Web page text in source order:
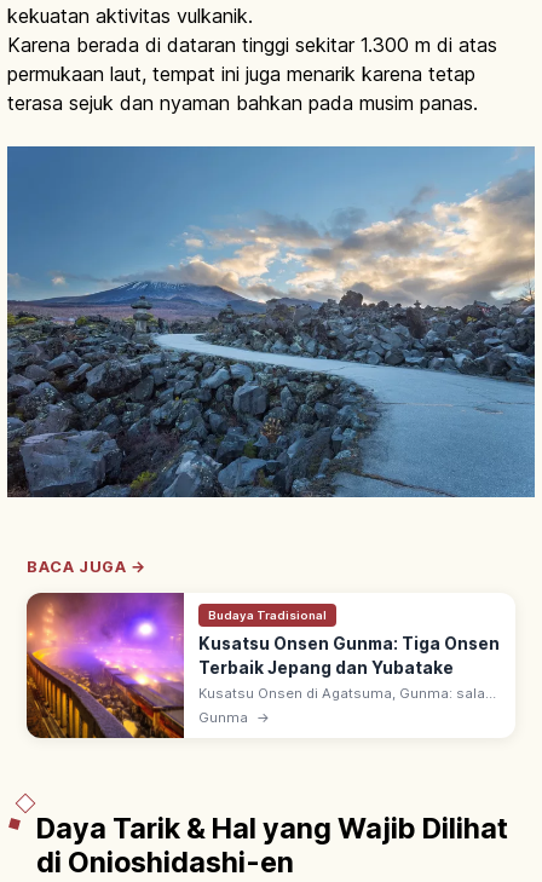
kekuatan aktivitas vulkanik.
Karena berada di dataran tinggi sekitar 1.300 m di atas
permukaan laut, tempat ini juga menarik karena tetap
terasa sejuk dan nyaman bahkan pada musim panas.
BACA JUGA →
Budaya Tradisional
Kusatsu Onsen Gunma: Tiga Onsen
Terbaik Jepang dan Yubatake
Kusatsu Onsen di Agatsuma, Gunma: salah
satu Tiga Onsen Terbaik Jepang. Debit air
Gunma →
Daya Tarik & Hal yang Wajib Dilihat
di Onioshidashi-en